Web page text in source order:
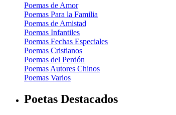
Poemas de Amor
Poemas Para la Familia
Poemas de Amistad
Poemas Infantiles
Poemas Fechas Especiales
Poemas Cristianos
Poemas del Perdón
Poemas Autores Chinos
Poemas Varios
Poetas Destacados